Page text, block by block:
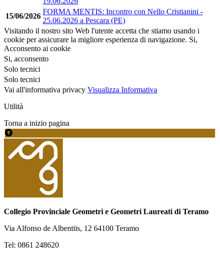
15/06/2026
FORMA MENTIS: Incontro con Nello Cristianini -
25.06.2026 a Pescara (PE)
Visitando il nostro sito Web l'utente accetta che stiamo usando i
cookie per assicurare la migliore esperienza di navigazione. Si,
Acconsento ai cookie
Si, acconsento
Solo tecnici
Solo tecnici
Vai all'informativa privacy Visualizza Informativa
Utilità
Torna a inizio pagina
Collegio Provinciale Geometri e Geometri Laureati di Teramo
Via Alfonso de Albentiis, 12 64100 Teramo
Tel: 0861 248620